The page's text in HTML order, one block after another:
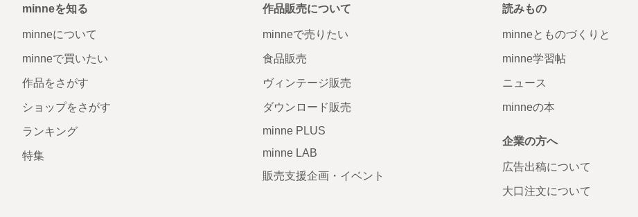
minneを知る
minneについて
minneで買いたい
作品をさがす
ショップをさがす
ランキング
特集
作品販売について
minneで売りたい
食品販売
ヴィンテージ販売
ダウンロード販売
minne PLUS
minne LAB
販売支援企画・イベント
読みもの
minneとものづくりと
minne学習帖
ニュース
minneの本
企業の方へ
広告出稿について
大口注文について